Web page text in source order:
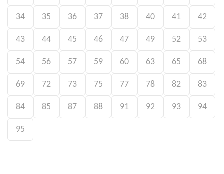
34 35 36 37 38 40 41 42
43 44 45 46 47 49 52 53
54 56 57 59 60 63 65 68
69 72 73 75 77 78 82 83
84 85 87 88 91 92 93 94
95